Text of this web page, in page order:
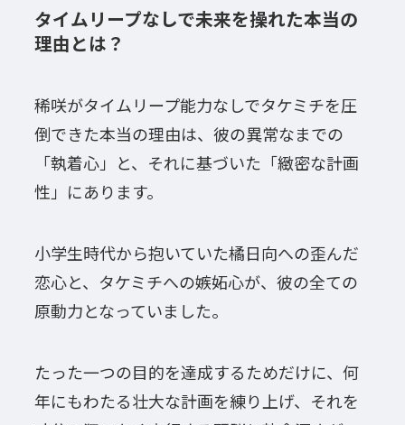
タイムリープなしで未来を操れた本当の
理由とは？
稀咲がタイムリープ能力なしでタケミチを圧
倒できた本当の理由は、彼の異常なまでの
「執着心」と、それに基づいた「緻密な計画
性」にあります。
小学生時代から抱いていた橘日向への歪んだ
恋心と、タケミチへの嫉妬心が、彼の全ての
原動力となっていました。
たった一つの目的を達成するためだけに、何
年にもわたる壮大な計画を練り上げ、それを